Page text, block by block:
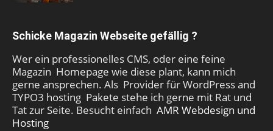
Schicke Magazin Webseite gefällig ?
Wer ein professionelles CMS, oder eine feine
Magazin Homepage wie diese plant, kann mich
gerne ansprechen. Als Provider für WordPress and
TYPO3 hosting Pakete stehe ich gerne mit Rat und
Tat zur Seite. Besucht einfach AMR Webdesign und
Hosting